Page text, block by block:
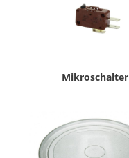
Mikroschalter